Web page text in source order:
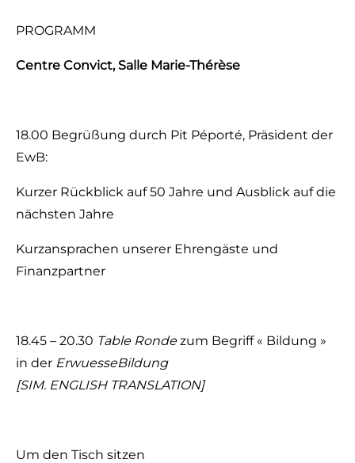
PROGRAMM
Centre Convict, Salle Marie-Thérèse
18.00 Begrüßung durch Pit Péporté, Präsident der
EwB:
Kurzer Rückblick auf 50 Jahre und Ausblick auf die
nächsten Jahre
Kurzansprachen unserer Ehrengäste und
Finanzpartner
18.45 – 20.30 Table Rondezum Begriff « Bildung »
in der ErwuesseBildung
[SIM. ENGLISH TRANSLATION]
Um den Tisch sitzen